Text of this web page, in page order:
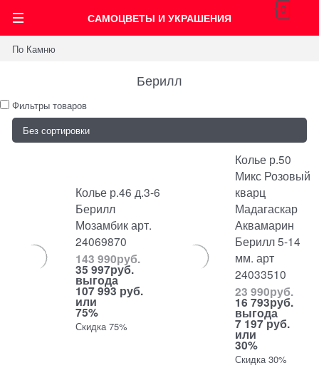
САМОЦВЕТЫ И УКРАШЕНИЯ
0
По Камню
Берилл
Фильтры товаров
Колье р.46 д.3-6
Берилл
Мозамбик арт.
24069870
143 990руб.
35 997руб.
выгода
107 993 руб.
или
75%
Скидка 75%
Колье р.50
Микс Розовый
кварц
Мадагаскар
Аквамарин
Берилл 5-14
мм. арт
24033510
23 990руб.
16 793руб.
выгода
7 197 руб.
или
30%
Скидка 30%